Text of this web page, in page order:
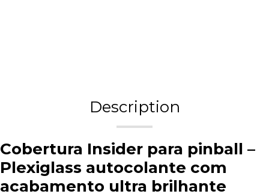
Description
Cobertura Insider para pinball –
Plexiglass autocolante com
acabamento ultra brilhante